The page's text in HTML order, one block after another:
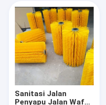
Sanitasi Jalan
Penyapu Jalan Wafer